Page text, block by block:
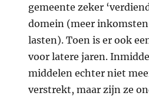
gemeente zeker
domein (meer
lasten). Toen is er ook
voor latere jaren.
middelen echter niet
verstrekt, maar zijn ze